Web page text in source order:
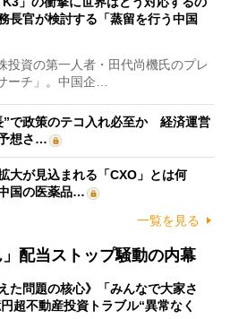
官が検討する「蒸留を行う中国
資の第一人者・田代尚機氏のプレ
ーチ」。中国企…
”で政策のテコ入れ必至か 経済運営
想さ…
大が見込まれる「CXO」とは何
国の医薬品…
一覧を見る
」配当ストップ騒動の内幕
た問題の核心》「みんなで大家さ
超不動産投資トラブル“異常なく